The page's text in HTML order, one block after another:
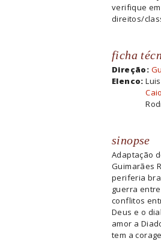
verifique
direitos/
ficha
Direção:
Elenco:
sinopse
Adaptação
Guimarães
periferia
guerra
conflitos
Deus e o
amor a
tem a